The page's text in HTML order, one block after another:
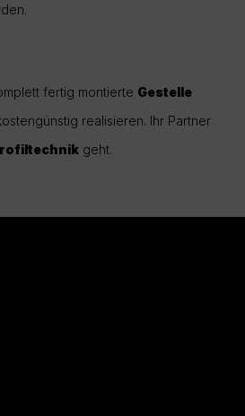
fertig montierte Gestelle
realisieren. Ihr Partner
geht.